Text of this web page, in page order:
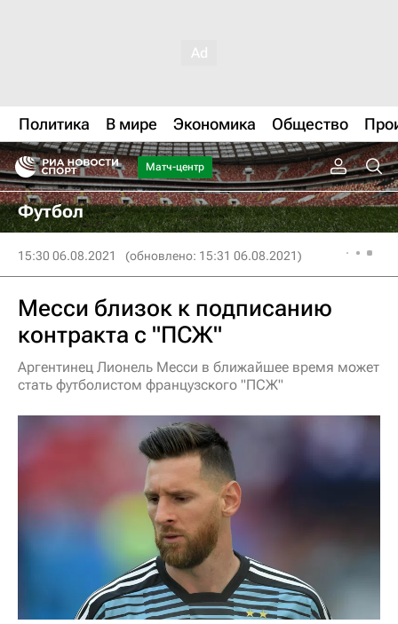
Политика В мире Экономика Общество
Матч-центр
Футбол
15:30 06.08.2021 (обновлено: 15:31 06.08.2021)
Месси близок к подписанию
контракта с "ПСЖ"
Аргентинец Лионель Месси в ближайшее время может
стать футболистом французского "ПСЖ"